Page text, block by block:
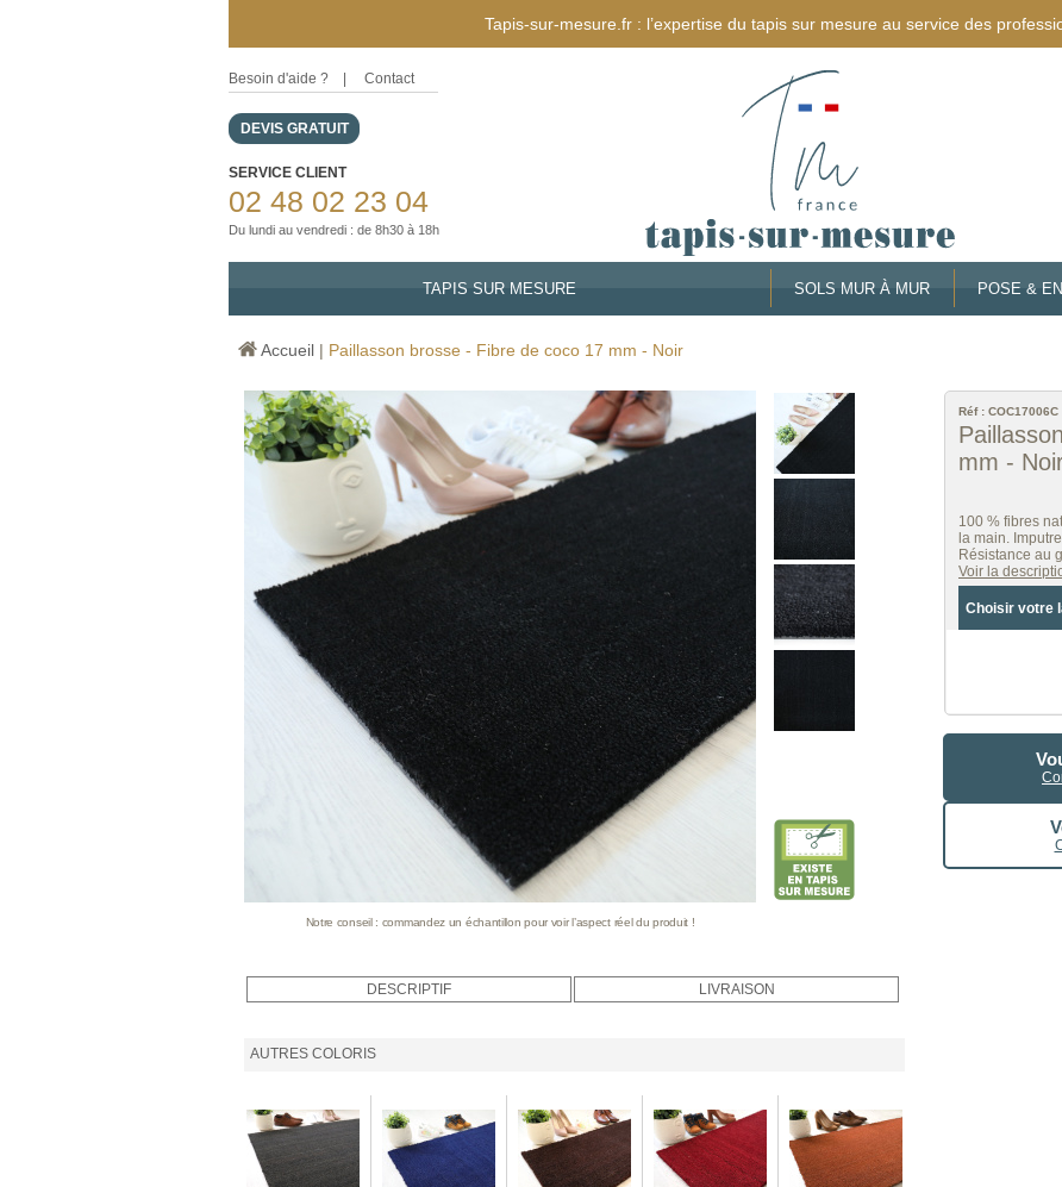
Tapis-sur-mesure.fr : l’expertise du tapis sur mesure au service des
Besoin d'aide ? Contact
DEVIS GRATUIT
SERVICE CLIENT
02 48 02 23 04
Du lundi au vendredi : de 8h30 à 18h
TAPIS SUR MESURE SOLS MUR À MUR POSE &
Accueil | Paillasson brosse - Fibre de coco 17 mm - Noir
Réf : COC17006C
mm -
100 % fibres
la main.
Résistance au
Voir la
Choisir votre
Notre conseil : commandez un échantillon pour voir l’aspect réel du produit !
DESCRIPTIF LIVRAISON
AUTRES COLORIS